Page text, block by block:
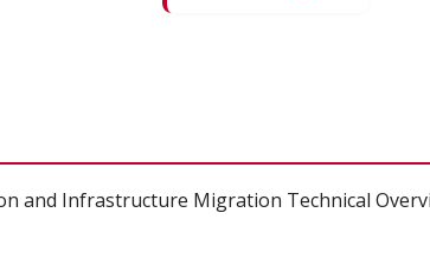
and Infrastructure Migration Technical